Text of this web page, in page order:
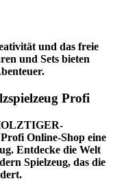
und das freie
und Sets bieten
Profi
Profi Online-Shop eine
Entdecke die Welt
Spielzeug, das die